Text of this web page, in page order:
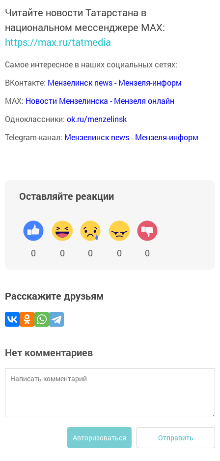
Читайте новости Татарстана в
национальном мессенджере MАХ:
https://max.ru/tatmedia
Самое интересное в наших социальных сетях:
ВКонтакте: Мензелинск news - Мензеля-информ
MAX: Новости Мензелинска - Мензеля онлайн
Одноклассники: ok.ru/menzelinsk
Telegram-канал: Мензелинск news - Мензеля-информ
Оставляйте реакции
0 0 0 0 0
Расскажите друзьям
Нет комментариев
Авторизоваться Отправить